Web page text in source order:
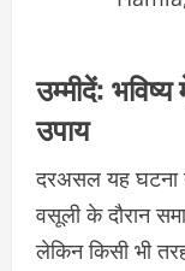
उम्मीदें:
उपाय
दरअसल यह घटना
वसूली के दौरान
लेकिन किसी भी